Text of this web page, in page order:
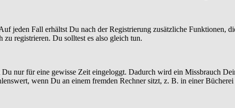
jeden Fall erhältst Du nach der Registrierung zusätzliche Funktionen,
registrieren. Du solltest es also gleich tun.
nur für eine gewisse Zeit eingeloggt. Dadurch wird ein Missbrauch
wenn Du an einem fremden Rechner sitzt, z. B. in einer